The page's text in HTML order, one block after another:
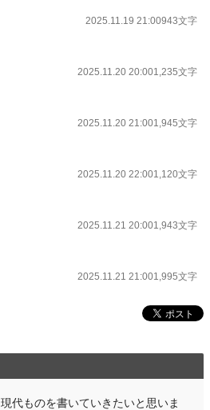
2025.11.19 21:00943文字
2025.11.20 20:001,235文字
2025.11.20 21:001,945文字
2025.11.20 22:001,120文字
2025.11.21 20:001,943文字
2025.11.21 21:001,995文字
代ものを書いていきたいと思いま